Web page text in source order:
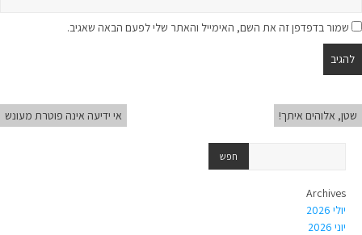
שמור בדפדפן זה את השם, האימייל והאתר שלי לפעם הבאה שאגיב.
שטן, אלוהים איתך! אי ידיעה אינה פוטרת מעונש
Archives
יולי 2026
יוני 2026